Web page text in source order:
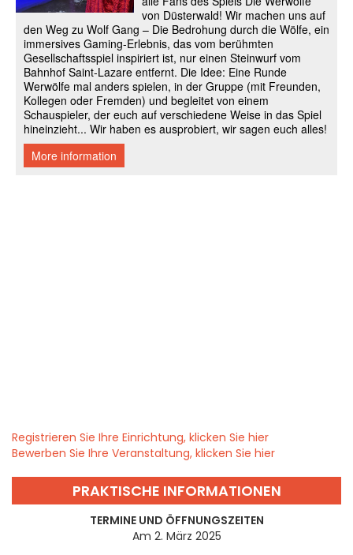
Registrieren Sie Ihre Einrichtung, klicken Sie hier
Bewerben Sie Ihre Veranstaltung, klicken Sie hier
PRAKTISCHE INFORMATIONEN
TERMINE UND ÖFFNUNGSZEITEN
Am 2. März 2025